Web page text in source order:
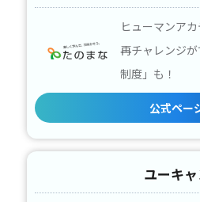
ヒューマンア
再チャレンジ
制度」も！
公式ペー
ユーキ